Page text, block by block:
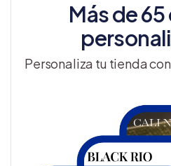
Más de
Personaliza tu tienda